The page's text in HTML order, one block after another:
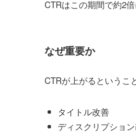
CTRはこの期間で約2
なぜ重要か
CTRが上がるというこ
タイトル改善
ディスクリプショ